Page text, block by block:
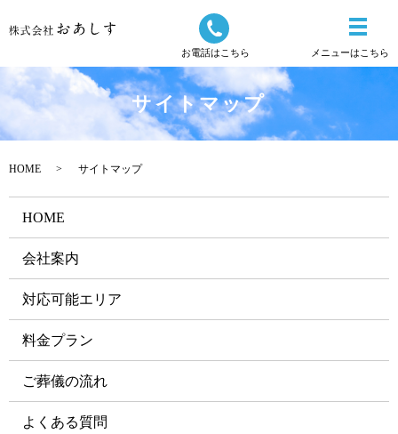
お電話はこちら メニューはこちら
サイトマップ
HOME サイトマップ
HOME
会社案内
対応可能エリア
料金プラン
ご葬儀の流れ
よくある質問